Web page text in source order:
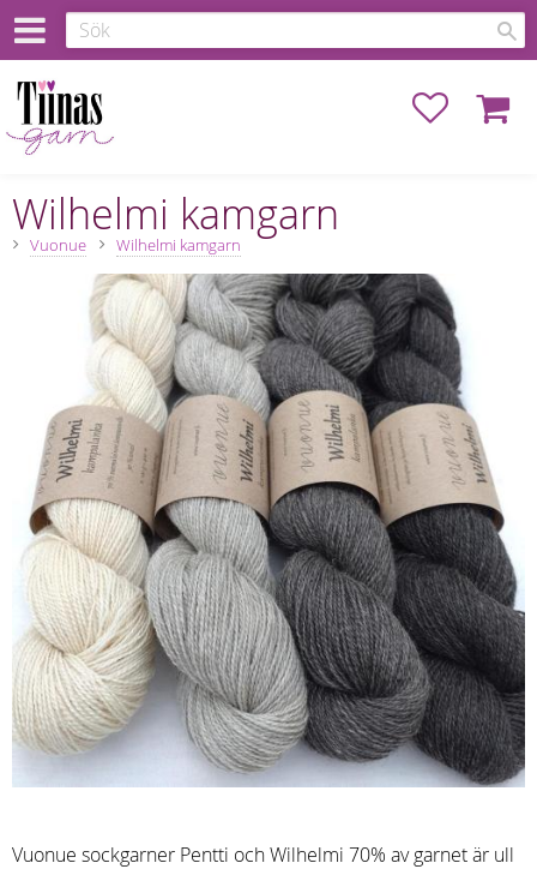
Favoriter
Wilhelmi kamgarn
Vuonue Wilhelmi kamgarn
Vuonue sockgarner Pentti och Wilhelmi 70% av garnet är ull